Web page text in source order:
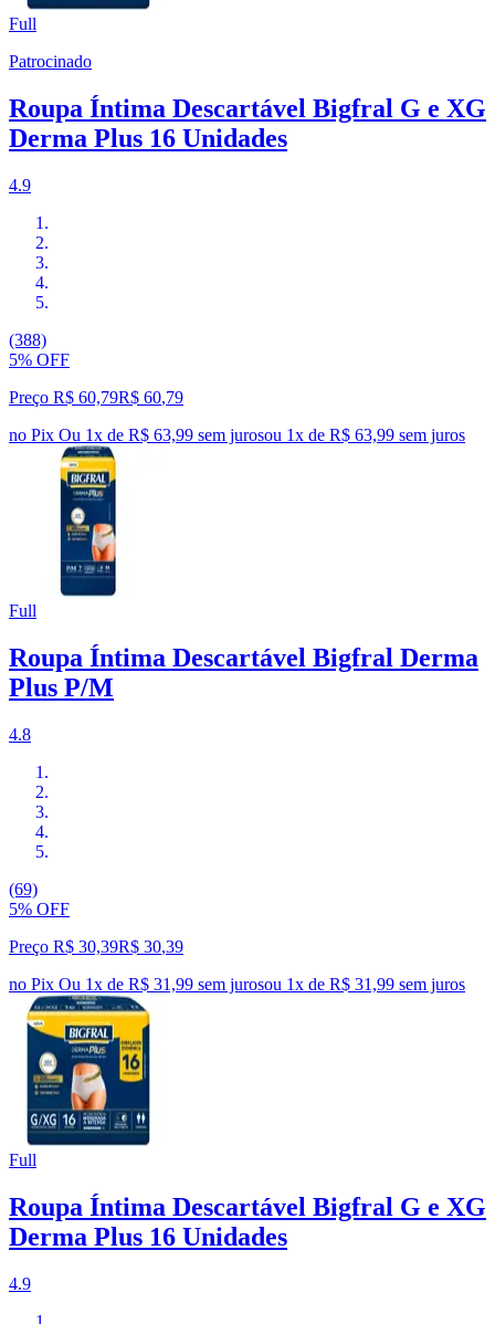
Full
Patrocinado
Roupa Íntima Descartável Bigfral G e XG
Derma Plus 16 Unidades
4.9
(388)
5% OFF
Preço R$ 60,79R$ 60,79
no Pix Ou 1x de R$ 63,99 sem jurosou 1x de R$ 63,99 sem juros
Full
Roupa Íntima Descartável Bigfral Derma
Plus P/M
4.8
(69)
5% OFF
Preço R$ 30,39R$ 30,39
no Pix Ou 1x de R$ 31,99 sem jurosou 1x de R$ 31,99 sem juros
Full
Roupa Íntima Descartável Bigfral G e XG
Derma Plus 16 Unidades
4.9